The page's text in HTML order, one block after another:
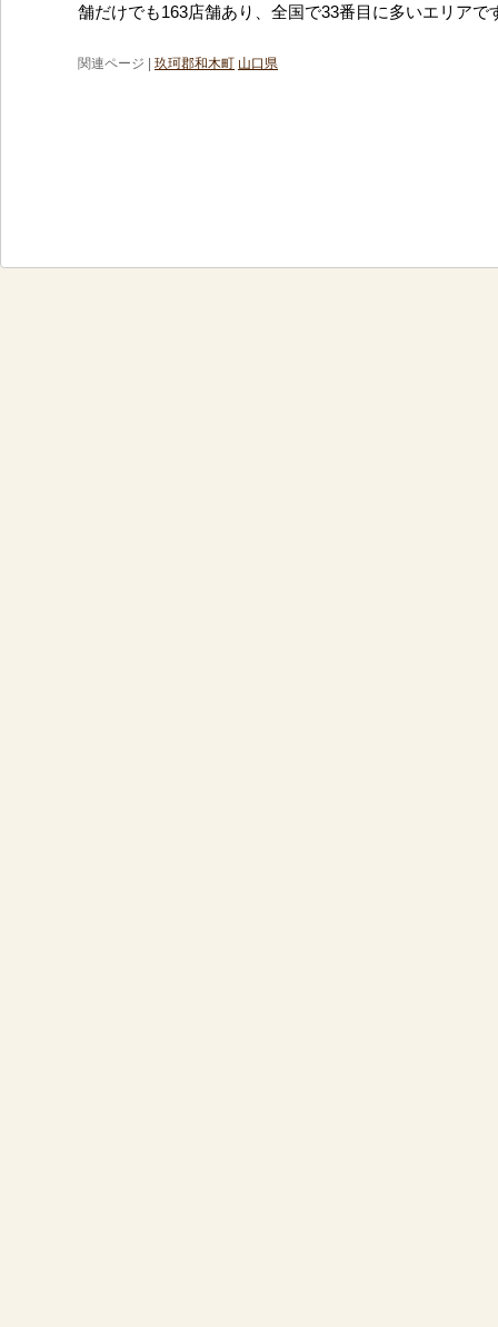
舗だけでも163店舗あり、全国で33番目に多いエリアで
関連ページ | 玖珂郡和木町 山口県